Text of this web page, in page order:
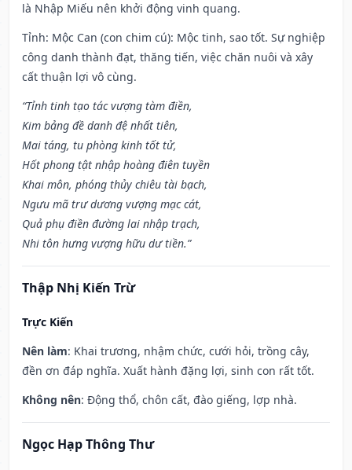
là Nhập Miếu nên khởi động vinh quang.
Tỉnh: Mộc Can (con chim cú): Mộc tinh, sao tốt. Sự nghiệp
công danh thành đạt, thăng tiến, việc chăn nuôi và xây
cất thuận lợi vô cùng.
“Tỉnh tinh tạo tác vượng tàm điền,
Kim bảng đề danh đệ nhất tiên,
Mai táng, tu phòng kinh tốt tử,
Hốt phong tật nhập hoàng điên tuyền
Khai môn, phóng thủy chiêu tài bạch,
Ngưu mã trư dương vượng mạc cát,
Quả phụ điền đường lai nhập trạch,
Nhi tôn hưng vượng hữu dư tiền.”
Thập Nhị Kiến Trừ
Trực Kiến
Nên làm: Khai trương, nhậm chức, cưới hỏi, trồng cây,
đền ơn đáp nghĩa. Xuất hành đặng lợi, sinh con rất tốt.
Không nên: Động thổ, chôn cất, đào giếng, lợp nhà.
Ngọc Hạp Thông Thư